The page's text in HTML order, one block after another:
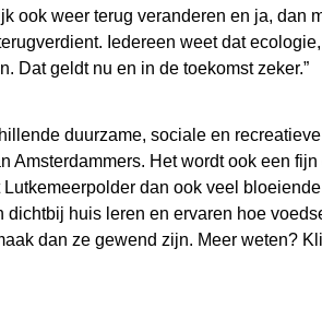
ook weer terug veranderen en ja, dan
Iedereen weet dat ecologie,
Dat geldt nu en in de toekomst zeker.”
duurzame, sociale en
Amsterdammers. Het wordt ook een fijn
dan ook veel
huis leren en ervaren hoe
dan ze gewend zijn. Meer weten?